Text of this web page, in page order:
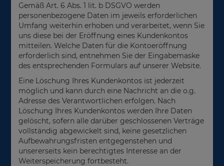
Gemäß Art. 6 Abs. 1 lit. b DSGVO werden
personenbezogene Daten im jeweils erforderlichen
Umfang weiterhin erhoben und verarbeitet, wenn Sie
uns diese bei der Eröffnung eines Kundenkontos
mitteilen. Welche Daten für die Kontoeröffnung
erforderlich sind, entnehmen Sie der Eingabemaske
des entsprechenden Formulars auf unserer Website.
Eine Löschung Ihres Kundenkontos ist jederzeit
möglich und kann durch eine Nachricht an die o.g.
Adresse des Verantwortlichen erfolgen. Nach
Löschung Ihres Kundenkontos werden Ihre Daten
gelöscht, sofern alle darüber geschlossenen Verträge
vollständig abgewickelt sind, keine gesetzlichen
Aufbewahrungsfristen entgegenstehen und
unsererseits kein berechtigtes Interesse an der
Weiterspeicherung fortbesteht.